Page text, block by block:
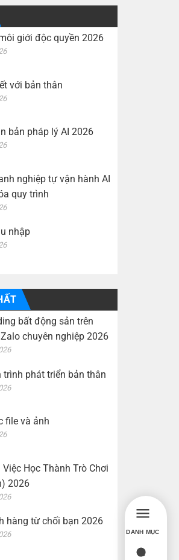
giới độc quyền 2026
với bản thân
bản pháp lý AI 2026
nghiệp tự vận hành AI
quy trình
nhập
bất động sản trên
chuyên nghiệp 2026
trình phát triển bản thân
file và ảnh
Việc Học Thành Trò Chơi
2026
hàng từ chối bạn 2026
DANH MỤC